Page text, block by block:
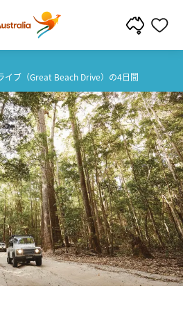
キップ
イブ（Great Beach Drive）の4日間